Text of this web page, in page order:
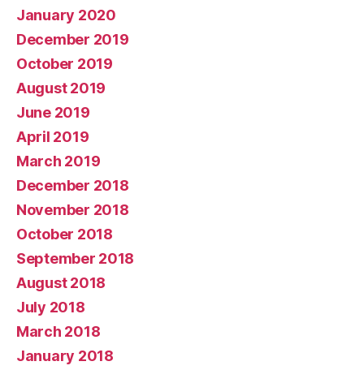
January 2020
December 2019
October 2019
August 2019
June 2019
April 2019
March 2019
December 2018
November 2018
October 2018
September 2018
August 2018
July 2018
March 2018
January 2018